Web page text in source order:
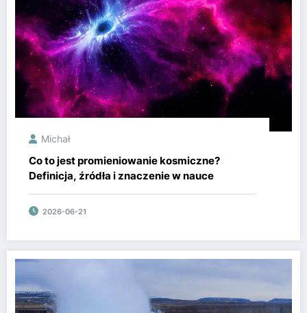
Michał
Co to jest promieniowanie kosmiczne?
Definicja, źródła i znaczenie w nauce
2026-06-21